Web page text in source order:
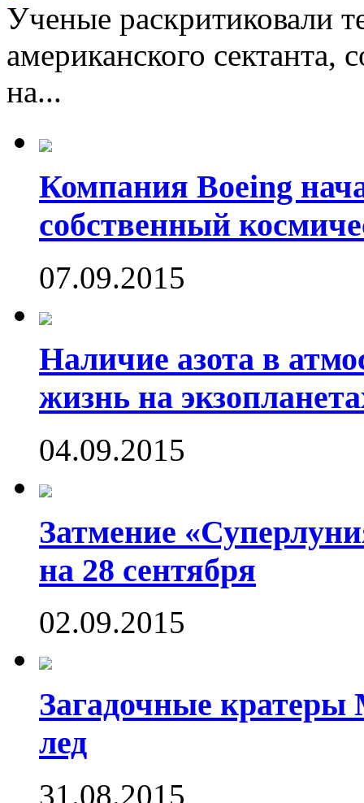
Ученые раскритиковали
американского сектанта,
на...
Компания Boeing
собственный
07.09.2015
Наличие азота в
жизнь на
04.09.2015
Затмение
на 28 сентября
02.09.2015
Загадочные
лед
31.08.2015